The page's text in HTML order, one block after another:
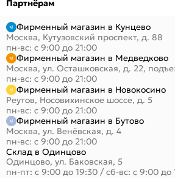
Партнёрам
Фирменный магазин в Кунцево
Москва, Кутузовский проспект, д. 88
пн-вс: с 9:00 до 21:00
Фирменный магазин в Медведково
Москва, ул. Осташковская, д. 22,
пн-вс: с 9:00 до 21:00
Фирменный магазин в Новокосино
Реутов, Носовихинское шоссе, д. 5
пн-вс: с 9:00 до 21:00
Фирменный магазин в Бутово
Москва, ул. Венёвская, д. 4
пн-вс: с 9:00 до 21:00
Склад в Одинцово
Одинцово, ул. Баковская, 5
пн-пт: с 9:00 до 19:30 / сб-вс: с 9:00 до